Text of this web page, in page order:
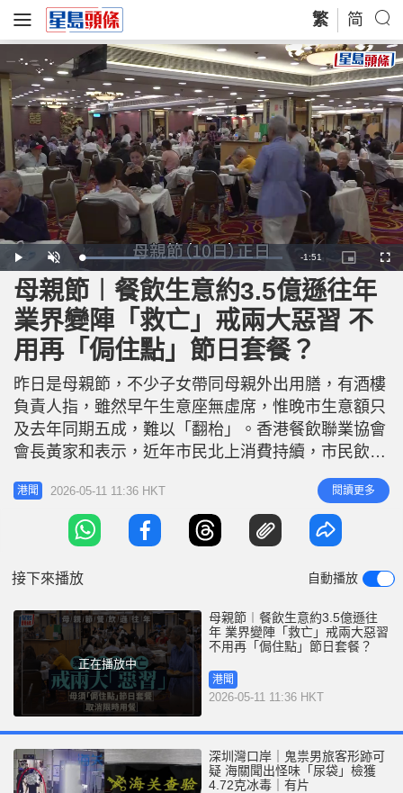
繁 简
P
l
a
y
U
n
m
u
t
e
L
o
d
:
2
.
1
2
R
e
m
a
n
n
-1:51
P
i
c
t
u
r
-
c
t
r
e
F
u
母親節︱餐飲生意約3.5億遜往年
業界變陣「救亡」戒兩大惡習 不
用再「侷住點」節日套餐？
昨日是母親節，不少子女帶同母親外出用膳，有酒樓
負責人指，雖然早午生意座無虛席，惟晚市生意額只
及去年同期五成，難以「翻枱」。香港餐飲聯業協會
會長黃家和表示，近年市民北上消費持續，市民飲食
習慣轉變及選擇較多，均影響本地餐飲生意，昨天整
體餐飲生意比往年稍為遜色，單日生意額約為3億多
至3.5億元，不及過往最高峰期逾4億元的表現。他提
到，業界近年也意識到問題，正開始戒除兩大為人詬
港聞 2026-05-11 11:36 HKT 閱讀更多
接下來播放 自動播放
正在播放中
母親節︱餐飲生意約3.5億遜往
年 業界變陣「救亡」戒兩大惡習
不用再「侷住點」節日套餐？
港聞
2026-05-11 11:36 HKT
深圳灣口岸｜鬼祟男旅客形跡可
疑 海關聞出怪味「尿袋」檢獲
4.72克冰毒｜有片